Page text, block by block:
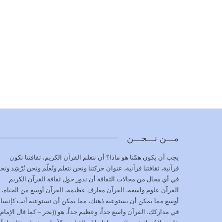
مـــن نـــحـــن
يجب أن يكون همّنا هو ماذا؟ أن نتعلم القرآن الكريم، ثقافتنا تكون
قرآنية، ثقافتنا قرآنية، عنوان حركتنا ونحن نتعلم ونُعلّم ونحن نُرْشِد
في أي مجال من مجالات الثقافة أن ندور حول ثقافة القرآن الكريم.
القرآن علوم واسعة، القرآن معارف عظيمة، القرآن أوسع من الحياة،
أوسع مما يمكن أن يستوعبه ذهنك، مما يمكن أن تستوعبه أنت
في مداركك، القرآن واسع جداً، وعظيم جداً، هو ((بحر – كما قال الإمام